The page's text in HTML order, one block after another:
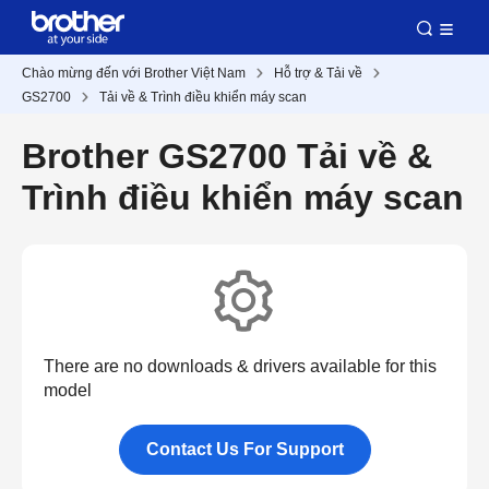
Chào mừng đến với Brother Việt Nam
Hỗ trợ & Tải về
GS2700
Tải về & Trình điều khiển máy scan
Brother GS2700 Tải về &
Trình điều khiển máy scan
There are no downloads & drivers available for this
model
Contact Us For Support